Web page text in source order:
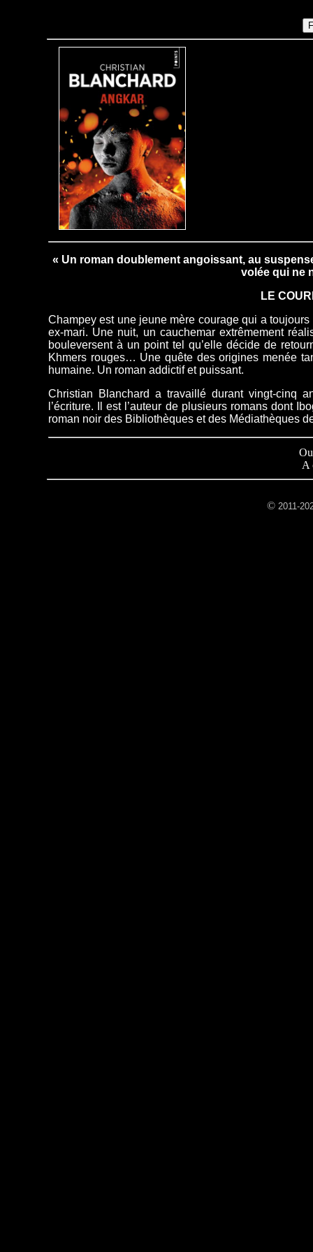
« Un roman doublement angoissant, au
volée qui ne
LE
Champey est une jeune mère courage qui a
ex-mari. Une nuit, un cauchemar extrêmement
bouleversent à un point tel qu’elle décide de
Khmers rouges… Une quête des origines menée
humaine. Un roman addictif et puissant.
Christian Blanchard a travaillé durant vingt-cinq
l’écriture. Il est l’auteur de plusieurs romans dont
roman noir des Bibliothèques et des Médiathèques
A
© 2011-